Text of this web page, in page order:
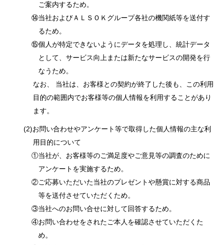
ご案内するため。
⑭当社およびＡＬＳＯＫグループ各社の機関紙等を送付す
るため。
⑮個人が特定できないようにデータを処理し、統計データ
として、サービス向上または新たなサービスの開発を行
なうため。
なお、 当社は、お客様との契約が終了した後も、この利用
目的の範囲内でお客様等の個人情報を利用することがあり
ます。
(2)お問い合わせやアンケート等で取得した個人情報の主な利
用目的について
①当社が、お客様等のご満足度やご意見等の調査のために
アンケートを実施するため。
②ご応募いただいた当社のプレゼントや懸賞に対する商品
等を送付させていただくため。
③当社へのお問い合せに対して回答するため。
④お問い合わせをされたご本人を確認させていただくた
め。